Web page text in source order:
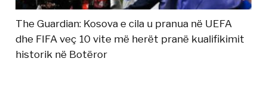
The Guardian: Kosova e cila u pranua në UEFA
dhe FIFA veç 10 vite më herët pranë kualifikimit
historik në Botëror